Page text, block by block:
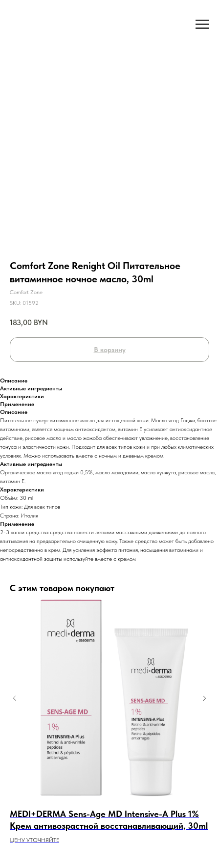
Comfort Zone Renight Oil Питательное
витаминное ночное масло, 30ml
Comfort Zone
SKU: 01592
183,00 BYN
В корзину
Описание
Активные ингредиенты
Характеристики
Применение
Описание
Питательное супер-витаминное масло для истощенной кожи. Масло ягод Годжи, богатое
витаминами, является мощным антиоксидантом, витамин Е усиливает антиоксидантное
действие, рисовое масло и масло жожоба обеспечивают увлажнение, восстановление
тонуса и эластичности кожи. Подходит для всех типов кожи и при любых климатических
условиях. Можно использовать вместе с ночным и дневным кремом.
Активные ингредиенты
Органическое масло ягод годжи 0,5%, масло макадамии, масло кунжута, рисовое масло,
витамин Е.
Характеристики
Объём: 30 ml
Тип кожи: Для всех типов
Страна: Италия
Применение
2-3 капли средства средства нанести легкими массажными движениями до полного
впитывания на предварительно очищенную кожу. Также средство может быть добавлено
непосредственно в крем. Для усиления эффекта питания, насыщения витаминами и
антиоксидантной защиты используйте вместе с кремом
С этим товаром покупают
MEDI+DERMA Sens-Age MD Intensive-A Plus 1%
Крем антивозрастной восстанавливающий, 30ml
ЦЕНУ УТОЧНЯЙТЕ